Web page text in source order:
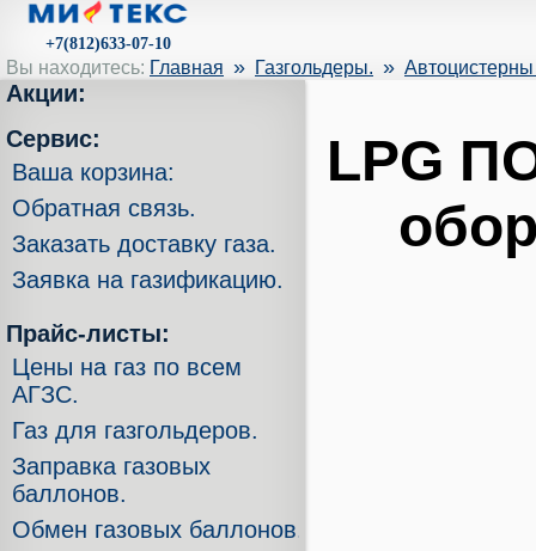
+7(812)633-07-10
Вы находитесь: Главная » Газгольдеры. »
LPG
Акции:
Сервис:
Ваша корзина:
Обратная связь.
Заказать доставку газа.
Заявка на газификацию.
Прайс-листы:
Цены на газ по всем
АГЗС.
Газ для газгольдеров.
Заправка газовых
баллонов.
Обмен газовых баллонов.